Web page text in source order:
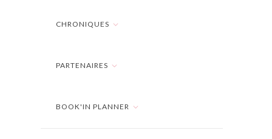
CHRONIQUES
PARTENAIRES
BOOK'IN PLANNER